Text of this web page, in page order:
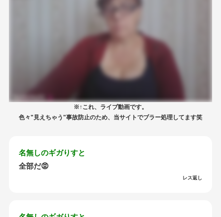
※↑これ、ライブ動画です。
色々"見えちゃう"事故防止のため、当サイトでブラー処理してます笑
名無しのギガりすと
全部だ😡
レス返し